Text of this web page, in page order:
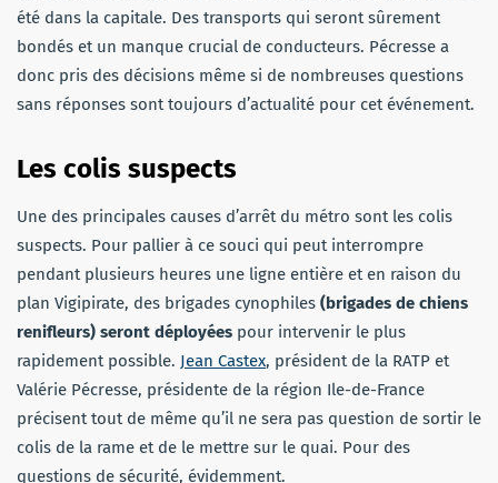
été dans la capitale. Des transports qui seront sûrement
bondés et un manque crucial de conducteurs. Pécresse a
donc pris des décisions même si de nombreuses questions
sans réponses sont toujours d’actualité pour cet événement.
Les colis suspects
Une des principales causes d’arrêt du métro sont les colis
suspects. Pour pallier à ce souci qui peut interrompre
pendant plusieurs heures une ligne entière et en raison du
plan Vigipirate, des brigades cynophiles (brigades de chiens
renifleurs) seront déployées pour intervenir le plus
rapidement possible. Jean Castex, président de la RATP et
Valérie Pécresse, présidente de la région Ile-de-France
précisent tout de même qu’il ne sera pas question de sortir le
colis de la rame et de le mettre sur le quai. Pour des
questions de sécurité, évidemment.